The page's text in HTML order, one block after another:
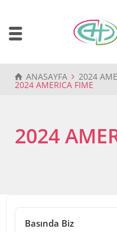
ANASAYFA 2024
2024 AMERICA FIME
2024
2024 AMERICA FIME
Basında Biz